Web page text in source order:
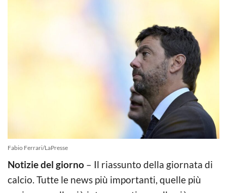
Fabio Ferrari/LaPresse
Notizie del giorno – Il riassunto della giornata di
calcio. Tutte le news più importanti, quelle più